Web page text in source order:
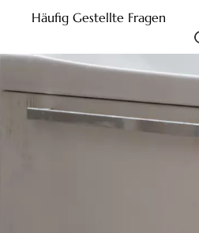
Häufig Gestellte Fragen